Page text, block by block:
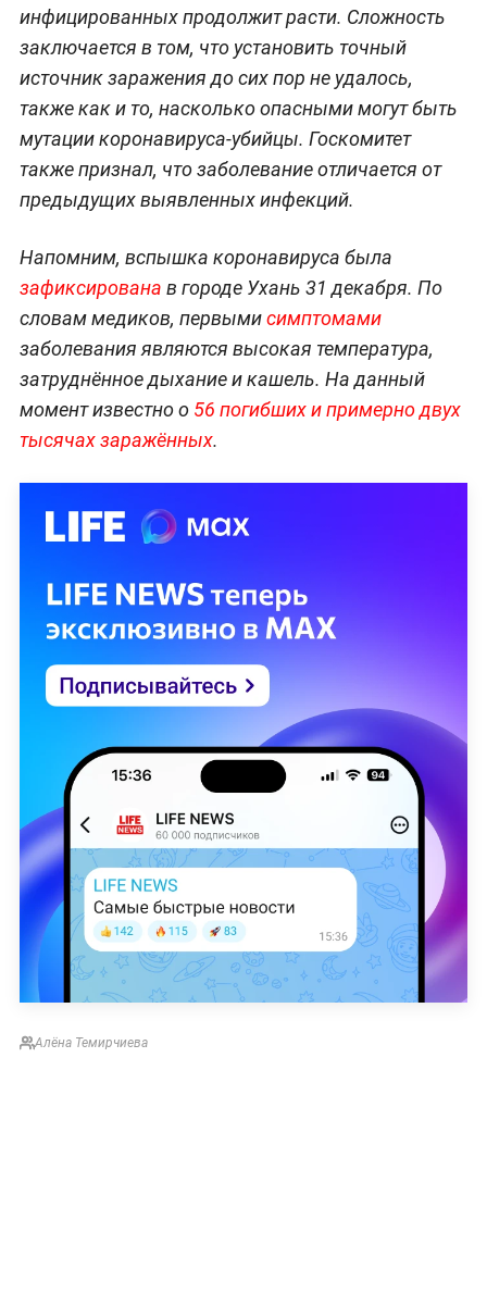
инфицированных продолжит расти. Сложность
заключается в том, что установить точный
источник заражения до сих пор не удалось,
также как и то, насколько опасными могут быть
мутации коронавируса-убийцы. Госкомитет
также признал, что заболевание отличается от
предыдущих выявленных инфекций.
Напомним, вспышка коронавируса была
зафиксирована в городе Ухань 31 декабря. По
словам медиков, первымисимптомами
заболевания являются высокая температура,
затруднённое дыхание и кашель. На данный
момент известно о 56 погибших и примерно двух
тысячах заражённых.
Алёна Темирчиева